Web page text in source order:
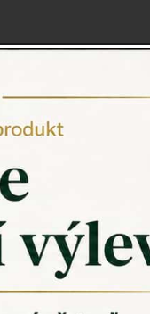
Venkovský domov